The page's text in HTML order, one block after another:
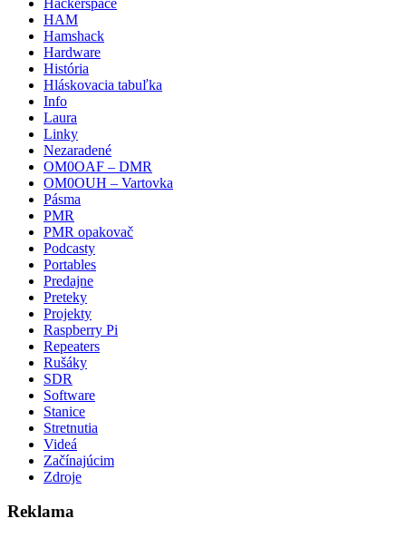
HAM
Hamshack
Hardware
História
Hláskovacia tabuľka
Info
Laura
Linky
Nezaradené
OM0OAF – DMR
OM0OUH – Vartovka
Pásma
PMR
PMR opakovač
Podcasty
Portables
Predajne
Preteky
Projekty
Raspberry Pi
Repeaters
Rušáky
SDR
Software
Stanice
Stretnutia
Videá
Začínajúcim
Zdroje
Reklama